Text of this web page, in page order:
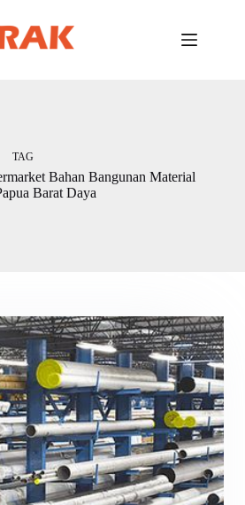
TAG
Bahan Bangunan Material
Barat Daya